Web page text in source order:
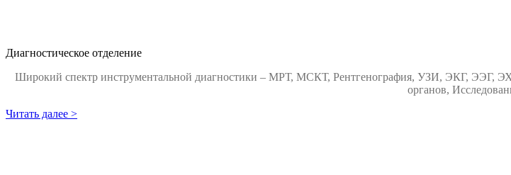
Диагностическое отделение
Широкий спектр инструментальной диагностики – МРТ, МСКТ, Рентгенография, УЗИ, ЭКГ, ЭЭГ,
органов,
Читать далее >